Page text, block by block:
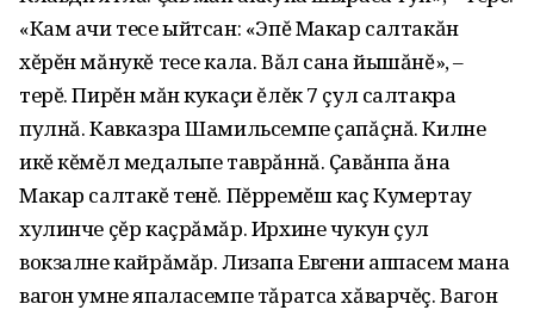
«Кам ачи тесе ыйтсан: «Эпĕ Макар салтакăн
хĕрĕн мăнукĕ тесе кала. Вăл сана йышăнĕ», –
терĕ. Пирĕн мăн кукаçи ĕлĕк 7 çул салтакра
пулнă. Кавказра Шамильсемпе çапăçнă. Килне
икĕ кĕмĕл медальпе таврăннă. Ҫавăнпа ăна
Макар салтакĕ тенĕ. Пĕрремĕш каç Кумертау
хулинче çĕр каçрăмăр. Ирхине чукун çул
вокзалне кайрăмăр. Лизапа Евгени аппасем мана
вагон умне япаласемпе тăратса хăварчĕç. Вагон